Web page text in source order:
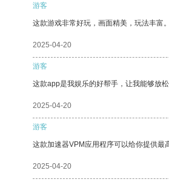
游客
这款游戏非常好玩，画面精美，玩法丰富。
2025-04-20
游客
这款app是我娱乐的好帮手，让我能够放松
2025-04-20
游客
这款加速器VPM应用程序可以给你提供最
2025-04-20